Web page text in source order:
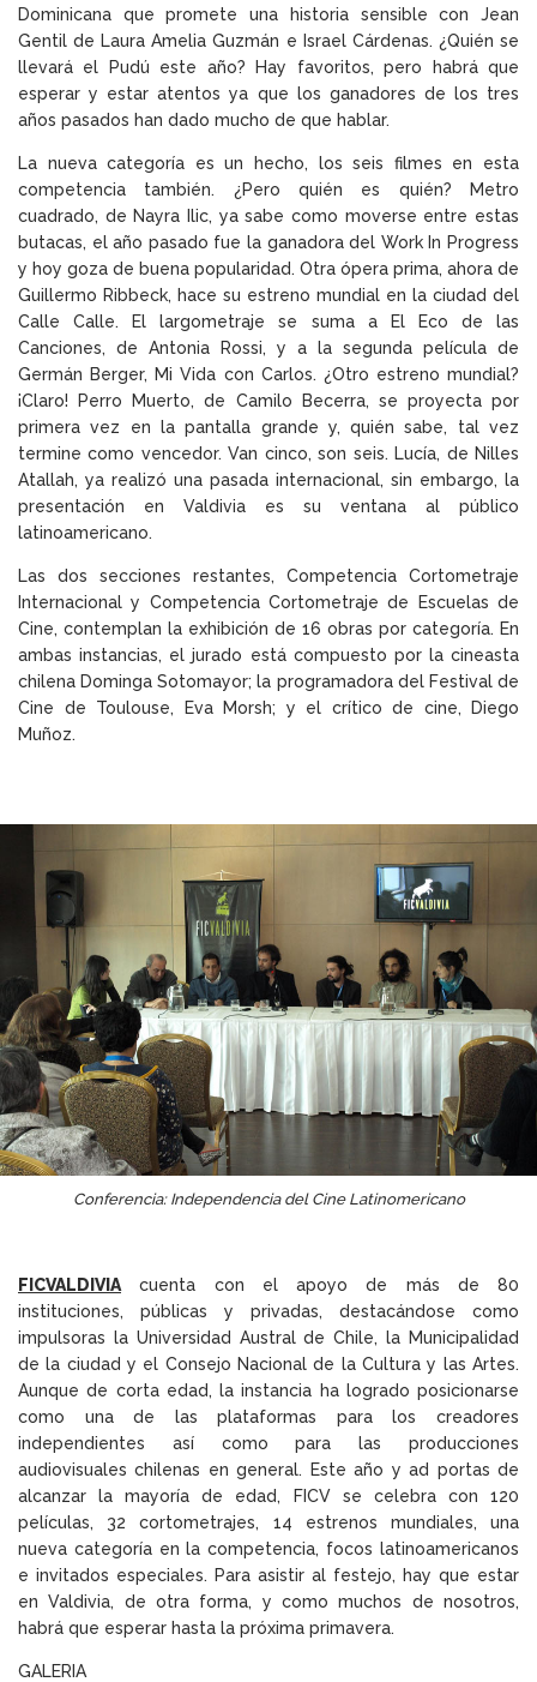
Dominicana que promete una historia sensible con Jean
Gentil de Laura Amelia Guzmán e Israel Cárdenas. ¿Quién se
llevará el Pudú este año? Hay favoritos, pero habrá que
esperar y estar atentos ya que los ganadores de los tres
años pasados han dado mucho de que hablar.
La nueva categoría es un hecho, los seis filmes en esta
competencia también. ¿Pero quién es quién? Metro
cuadrado, de Nayra Ilic, ya sabe como moverse entre estas
butacas, el año pasado fue la ganadora del Work In Progress
y hoy goza de buena popularidad. Otra ópera prima, ahora de
Guillermo Ribbeck, hace su estreno mundial en la ciudad del
Calle Calle. El largometraje se suma a El Eco de las
Canciones, de Antonia Rossi, y a la segunda película de
Germán Berger, Mi Vida con Carlos. ¿Otro estreno mundial?
¡Claro! Perro Muerto, de Camilo Becerra, se proyecta por
primera vez en la pantalla grande y, quién sabe, tal vez
termine como vencedor. Van cinco, son seis. Lucía, de Nilles
Atallah, ya realizó una pasada internacional, sin embargo, la
presentación en Valdivia es su ventana al público
latinoamericano.
Las dos secciones restantes, Competencia Cortometraje
Internacional y Competencia Cortometraje de Escuelas de
Cine, contemplan la exhibición de 16 obras por categoría. En
ambas instancias, el jurado está compuesto por la cineasta
chilena Dominga Sotomayor; la programadora del Festival de
Cine de Toulouse, Eva Morsh; y el crítico de cine, Diego
Muñoz.
Conferencia: Independencia del Cine Latinomericano
FICVALDIVIAcuenta con el apoyo de más de 80
instituciones, públicas y privadas, destacándose como
impulsoras la Universidad Austral de Chile, la Municipalidad
de la ciudad y el Consejo Nacional de la Cultura y las Artes.
Aunque de corta edad, la instancia ha logrado posicionarse
como una de las plataformas para los creadores
independientes así como para las producciones
audiovisuales chilenas en general. Este año y ad portas de
alcanzar la mayoría de edad, FICV se celebra con 120
películas, 32 cortometrajes, 14 estrenos mundiales, una
nueva categoría en la competencia, focos latinoamericanos
e invitados especiales. Para asistir al festejo, hay que estar
en Valdivia, de otra forma, y como muchos de nosotros,
habrá que esperar hasta la próxima primavera.
GALERIA